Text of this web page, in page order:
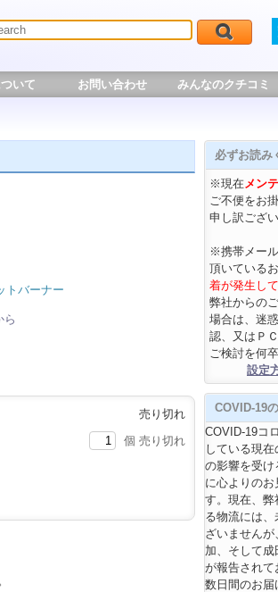
いて お問い合わせ みんなのクチコミ
トバーナー
ら
売り切れ
個 売り切れ
必ずお読み
※現在メン
ご不便をお
申し訳ござい
※携帯メー
頂いている
着が発生し
弊社からの
場合は、迷
認、又はＰ
ご検討を何
設定
COVID-19
COVID-19コ
している現
の影響を受け
に心よりのお
す。現在、弊
る物流には
ざいません
加、そして
が報告されて
数日間のお届